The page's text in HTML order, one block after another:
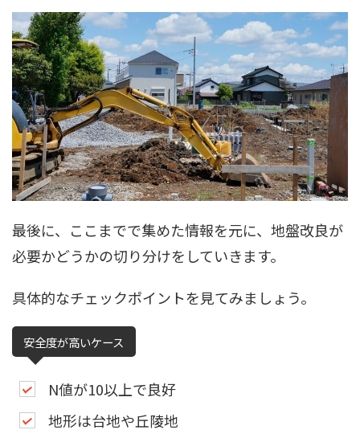
最後に、ここまでで集めた情報を元に、地盤改良が
必要かどうかの切り分けをしていきます。
具体的なチェックポイントを見てみましょう。
安全度が高いケース
N値が10以上で良好
地形は台地や丘陵地